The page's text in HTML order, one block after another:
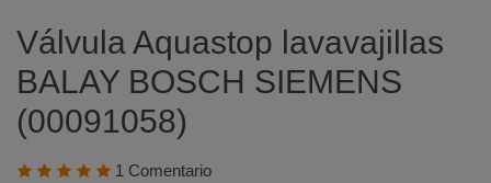
Válvula Aquastop lavavajillas
BALAY BOSCH SIEMENS
(00091058)
1 Comentario